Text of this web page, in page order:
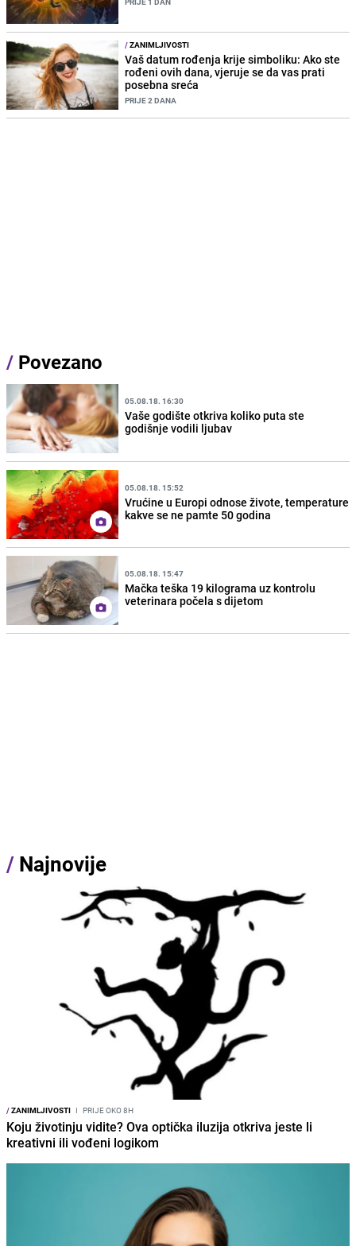
/ZANIMLJIVOSTI
Vaš datum rođenja krije simboliku: Ako ste
rođeni ovih dana, vjeruje se da vas prati
posebna sreća
PRIJE 2 DANA
/ Povezano
05.08.18. 16:30
Vaše godište otkriva koliko puta ste
godišnje vodili ljubav
05.08.18. 15:52
Vrućine u Europi odnose živote, temperature
kakve se ne pamte 50 godina
05.08.18. 15:47
Mačka teška 19 kilograma uz kontrolu
veterinara počela s dijetom
/ Najnovije
/ZANIMLJIVOSTI I PRIJE OKO 8H
Koju životinju vidite? Ova optička iluzija otkriva jeste li
kreativni ili vođeni logikom